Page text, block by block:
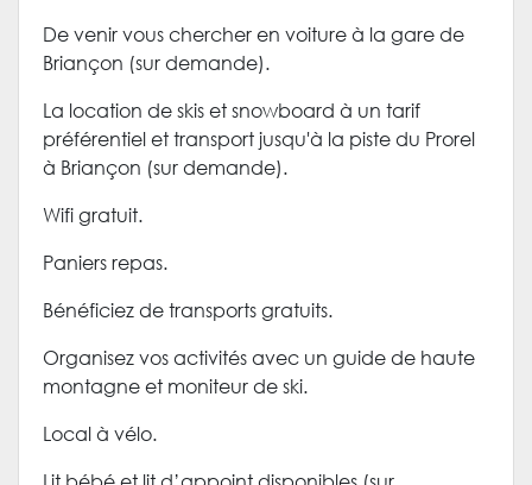
De venir vous chercher en voiture à la gare de
Briançon (sur demande).
La location de skis et snowboard à un tarif
préférentiel et transport jusqu'à la piste du Prorel
à Briançon (sur demande).
Wifi gratuit.
Paniers repas.
Bénéficiez de transports gratuits.
Organisez vos activités avec un guide de haute
montagne et moniteur de ski.
Local à vélo.